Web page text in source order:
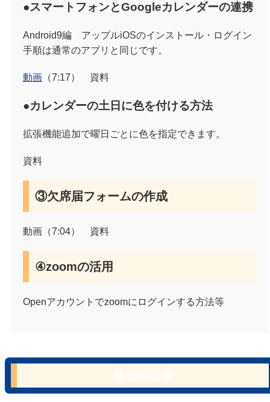
●スマートフォンとGoogleカレンダーの連携
Android9編 アップルiOSのインストール・ログイン
手順は通常のアプリと同じです。
動画 （7:17） 資料
●カレンダーの土日に色を付ける方法
拡張機能追加で曜日ごとに色を指定できます。
資料
③欠席届フォームの作成
動画（7:04） 資料
④zoomの活用
Openアカウントでzoomにログインする方法等